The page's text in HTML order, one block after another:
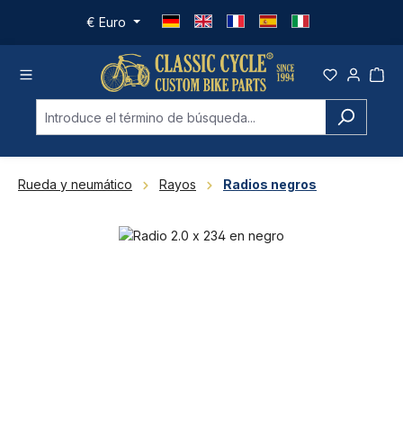
Saltar al contenido principal
€ Euro
Rueda y neumático Rayos Radios negros
Omitir galería de imágenes